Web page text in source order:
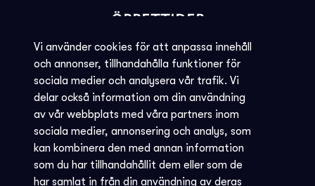
Vi använder cookies för att anpassa innehåll
och annonser, tillhandahålla funktioner för
sociala medier och analysera vår trafik. Vi
delar också information om din användning
av vår webbplats med våra partners inom
sociala medier, annonsering och analys, som
kan kombinera den med annan information
som du har tillhandahållit dem eller som de
har samlat in från din användning av deras
ÖPPETTIDER
BILJETTINFORMATION
KVARGLÖMT
Societéns policy
JOBBA MED OSS
INTEGRITETSPOLICY